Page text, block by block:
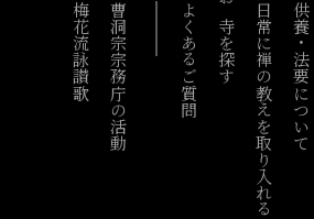
梅花流詠讃歌 曹洞宗宗務庁の活動 よくあるご質問 お寺を探す 日常に禅の教えを取り入れる供養・法要について